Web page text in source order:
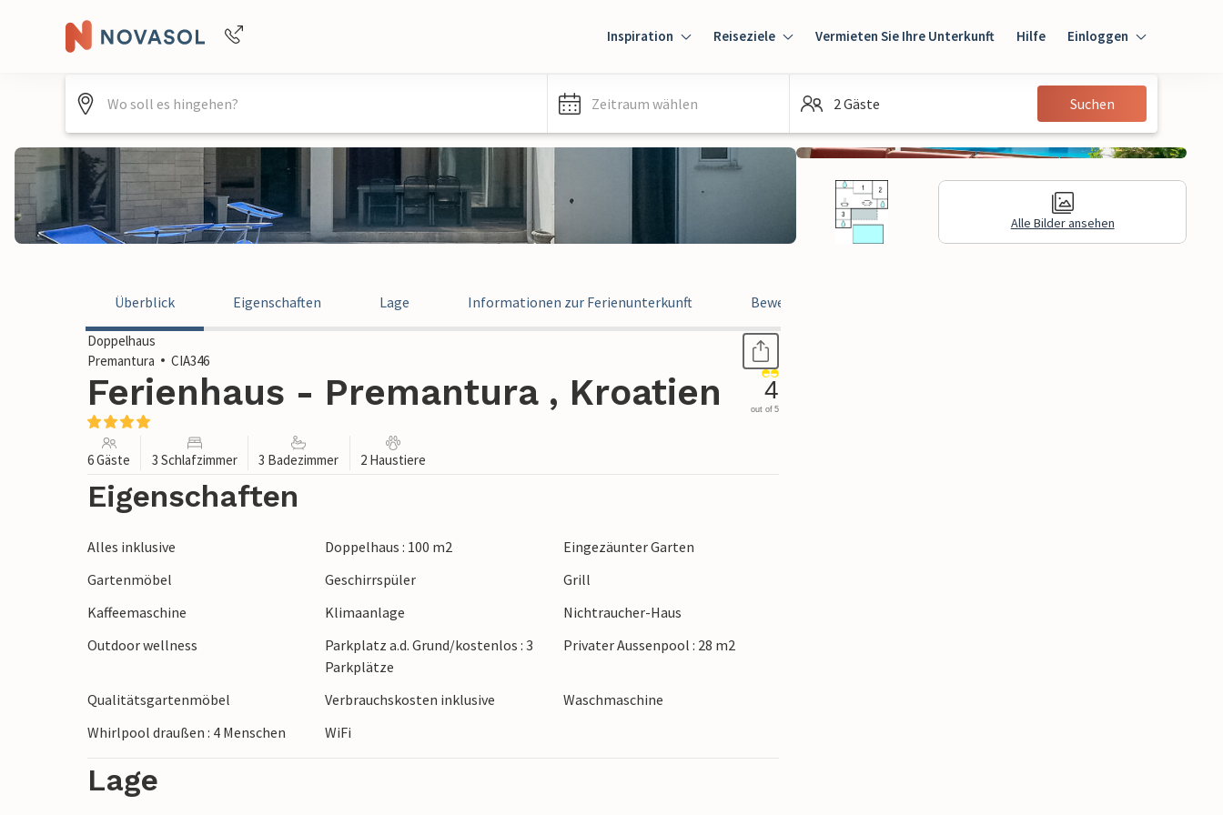
Inspiration Reiseziele Vermieten Sie Ihre Unterkunft Hilfe Einloggen
Einloggen
Gast
Zeitraum wählen 2 Gäste Suchen
Alle Bilder ansehen
Überblick Eigenschaften Lage Informationen zur Ferienunterkunft Bewertungen
Doppelhaus
Premantura
CIA346
Ferienhaus - Premantura , Kroatien 4
out of 5
6 Gäste 3 Schlafzimmer 3 Badezimmer 2 Haustiere
Eigenschaften
Alles inklusive Doppelhaus : 100 m2
Eingezäunter Garten
Gartenmöbel
Geschirrspüler
Grill
Kaffeemaschine
Klimaanlage
Nichtraucher-Haus
Outdoor wellness
Parkplatz a.d. Grund/kostenlos : 3
Parkplätze
Privater Aussenpool : 28 m2
Qualitätsgartenmöbel Verbrauchskosten inklusive
Waschmaschine
Whirlpool draußen : 4 Menschen
WiFi
Lage